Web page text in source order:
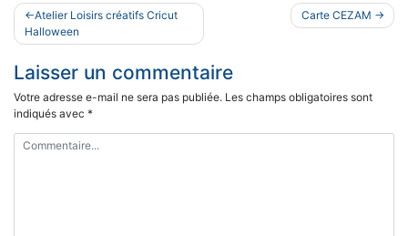
Navigation
de
l’article
Atelier Loisirs créatifs Cricut
Halloween
Carte CEZAM
Laisser un commentaire
Votre adresse e-mail ne sera pas publiée. Les champs obligatoires sont
indiqués avec *